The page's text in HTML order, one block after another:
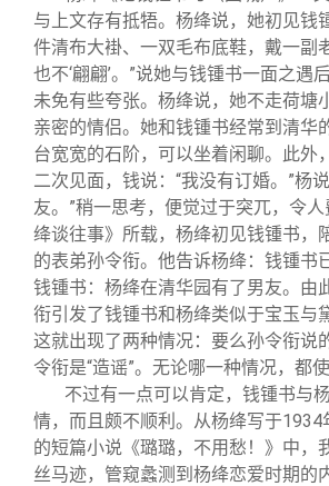
与上文存有抵牾。杨绛说，她初见钱
件清布大褂、一双毛布底鞋，戴一副
也不‘翩翩’。”说她与钱锺书一面之遇
未免有些夸张。杨绛说，她不走荷塘
亲密的情侣。她和钱锺书经常到清华
台宽宽的石阶，可以坐着闲聊。此外
二次见面，钱说：“我没有订婚。”杨
友。”稍一思考，便觉过于突兀，令
绛谈往事》所载，杨绛初见钱锺书，
的表弟孙令衔。他告诉杨绛：钱锺书
钱锺书：杨绛在清华园有了男友。由
衔引发了钱锺书和杨绛类似于宝玉与
这就出现了两种情况：要么孙令衔说
令衔是“造谣”。无论哪一种情况，都
不过有一点可以肯定，钱锺书与
情，而且颇不顺利。从杨绛写于1934
的短篇小说《璐璐，不用愁！》中，
丝马迹，管窥蠡测到杨绛恋爱时期的